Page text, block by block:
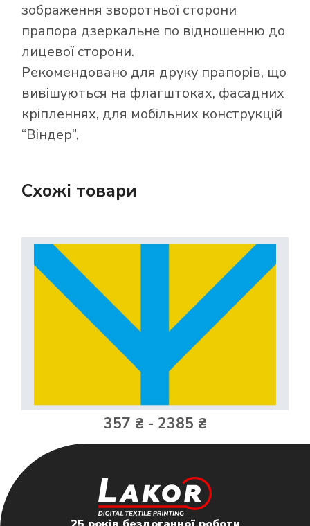
зображення зворотньої сторони
прапора дзеркальне по відношенню до
лицевої сторони.
Рекомендовано для друку прапорів, що
вивішуються на флагштоках, фасадних
кріпленнях, для мобільних конструкцій
“Віндер”,
Схожі товари
357 ₴ - 2385 ₴